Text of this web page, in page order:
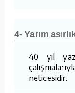
4- Yarım
40 yıl
neticesidir.